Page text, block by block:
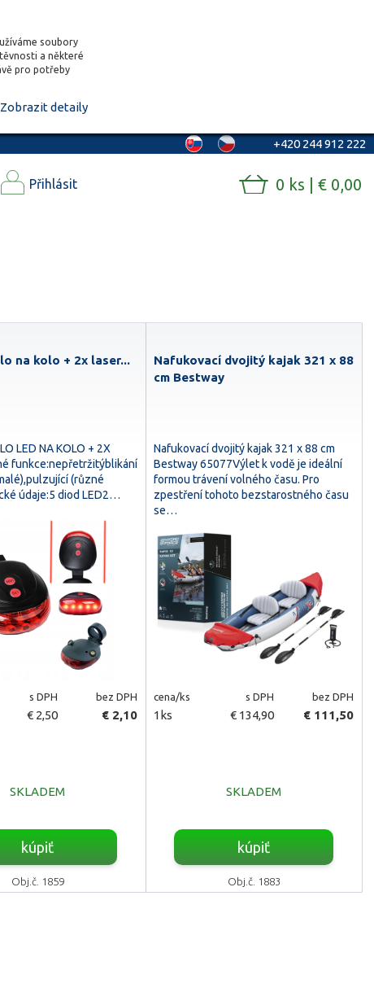
soubory
a některé
pro potřeby
Zobrazit detaily
+420 244 912 222
Přihlásit 0 ks | € 0,00
na kolo + 2x laser...
LED NA KOLO + 2X
funkce:nepřetržitýblikání
(různé
údaje:5 diod LED2…
s DPH bez DPH
€ 2,50 € 2,10
SKLADEM
kúpiť
Obj.č. 1859
Nafukovací dvojitý kajak 321 x 88
cm Bestway
Nafukovací dvojitý kajak 321 x 88 cm
Bestway 65077Výlet k vodě je ideální
formou trávení volného času. Pro
zpestření tohoto bezstarostného času
se…
cena/ks s DPH bez DPH
1ks € 134,90 € 111,50
SKLADEM
kúpiť
Obj.č. 1883